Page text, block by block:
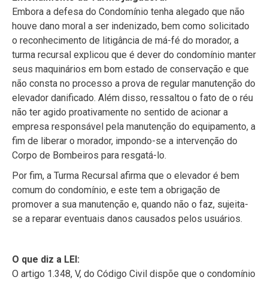
Embora a defesa do Condomínio tenha alegado que não
houve dano moral a ser indenizado, bem como solicitado
o reconhecimento de litigância de má-fé do morador, a
turma recursal explicou que é dever do condomínio manter
seus maquinários em bom estado de conservação e que
não consta no processo a prova de regular manutenção do
elevador danificado. Além disso, ressaltou o fato de o réu
não ter agido proativamente no sentido de acionar a
empresa responsável pela manutenção do equipamento, a
fim de liberar o morador, impondo-se a intervenção do
Corpo de Bombeiros para resgatá-lo.
Por fim, a Turma Recursal afirma que o elevador é bem
comum do condomínio, e este tem a obrigação de
promover a sua manutenção e, quando não o faz, sujeita-
se a reparar eventuais danos causados pelos usuários.
O que diz a LEI:
O artigo 1.348, V, do Código Civil dispõe que o condomínio